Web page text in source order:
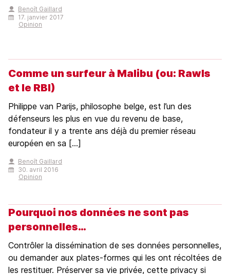
Benoît Gaillard
17. janvier 2017
Opinion
Comme un surfeur à Malibu (ou: Rawls
et le RBI)
Philippe van Parijs, philosophe belge, est l’un des
défenseurs les plus en vue du revenu de base,
fondateur il y a trente ans déjà du premier réseau
européen en sa [...]
Benoît Gaillard
30. avril 2016
Opinion
Pourquoi nos données ne sont pas
personnelles…
Contrôler la dissémination de ses données personnelles,
ou demander aux plates-formes qui les ont récoltées de
les restituer. Préserver sa vie privée, cette privacy si